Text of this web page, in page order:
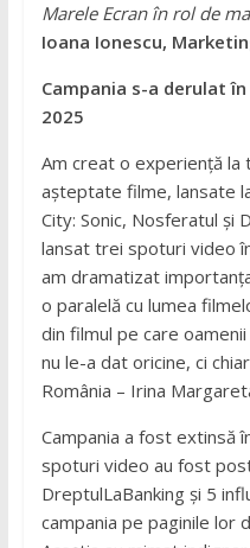
Marele Ecran în rol de
Ioana Ionescu,
Campania s-a derulat
2025
Am creat o experiență
așteptate filme, lansate
City: Sonic, Nosferatul și
lansat trei spoturi video
am dramatizat
o paralelă cu lumea
din filmul pe care
nu le-a dat oricine, ci
România – Irina
Campania a fost extinsă
spoturi video au fost
DreptulLaBanking și 5
campania pe paginile lor